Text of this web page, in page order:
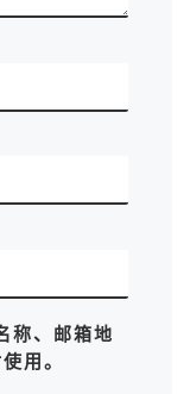
称、邮箱地
用。